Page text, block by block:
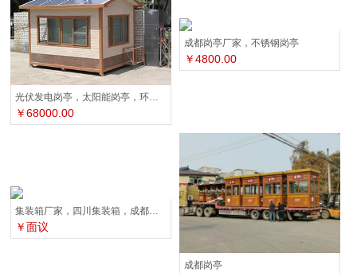
￥68000.00
成都岗亭厂家，不锈钢岗亭
￥4800.00
集装箱厂家，四川集装箱，成都集装箱活动房
￥面议
成都岗亭